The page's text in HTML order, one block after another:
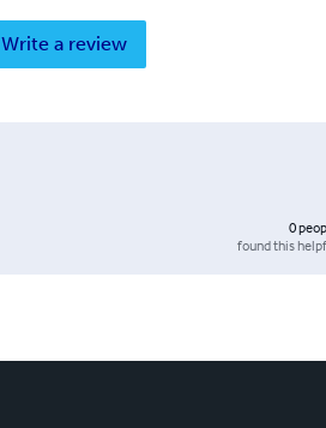
Write a review
0
found this